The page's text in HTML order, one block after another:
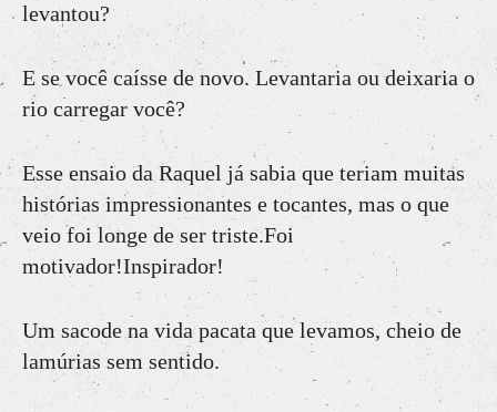
levantou?
E se você caísse de novo. Levantaria ou deixaria o
rio carregar você?
Esse ensaio da Raquel já sabia que teriam muitas
histórias impressionantes e tocantes, mas o que
veio foi longe de ser triste.Foi
motivador!Inspirador!
Um sacode na vida pacata que levamos, cheio de
lamúrias sem sentido.